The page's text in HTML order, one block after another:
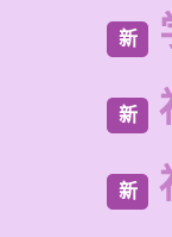
新
新
新